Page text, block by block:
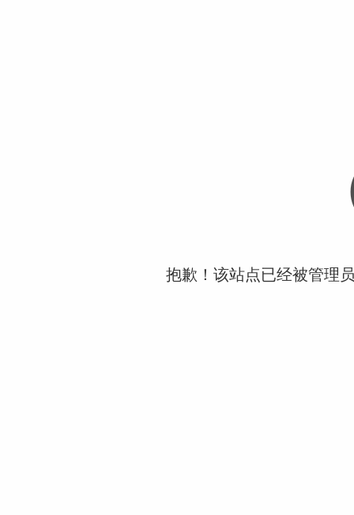
抱歉！该站点已经被管理